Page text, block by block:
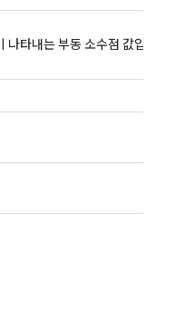
나타내는 부동 소수점 값입